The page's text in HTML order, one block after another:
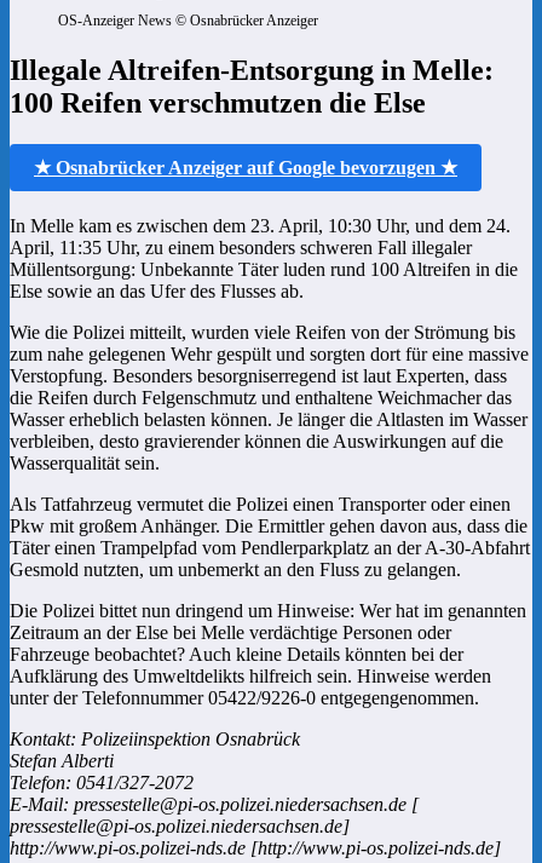
OS-Anzeiger News © Osnabrücker Anzeiger
Illegale Altreifen-Entsorgung in Melle:
100 Reifen verschmutzen die Else
★ Osnabrücker Anzeiger auf Google bevorzugen ★
In Melle kam es zwischen dem 23. April, 10:30 Uhr, und dem 24.
April, 11:35 Uhr, zu einem besonders schweren Fall illegaler
Müllentsorgung: Unbekannte Täter luden rund 100 Altreifen in die
Else sowie an das Ufer des Flusses ab.
Wie die Polizei mitteilt, wurden viele Reifen von der Strömung bis
zum nahe gelegenen Wehr gespült und sorgten dort für eine massive
Verstopfung. Besonders besorgniserregend ist laut Experten, dass
die Reifen durch Felgenschmutz und enthaltene Weichmacher das
Wasser erheblich belasten können. Je länger die Altlasten im Wasser
verbleiben, desto gravierender können die Auswirkungen auf die
Wasserqualität sein.
Als Tatfahrzeug vermutet die Polizei einen Transporter oder einen
Pkw mit großem Anhänger. Die Ermittler gehen davon aus, dass die
Täter einen Trampelpfad vom Pendlerparkplatz an der A-30-Abfahrt
Gesmold nutzten, um unbemerkt an den Fluss zu gelangen.
Die Polizei bittet nun dringend um Hinweise: Wer hat im genannten
Zeitraum an der Else bei Melle verdächtige Personen oder
Fahrzeuge beobachtet? Auch kleine Details könnten bei der
Aufklärung des Umweltdelikts hilfreich sein. Hinweise werden
unter der Telefonnummer 05422/9226-0 entgegengenommen.
Kontakt: Polizeiinspektion Osnabrück
Stefan Alberti
Telefon: 0541/327-2072
E-Mail: pressestelle@pi-os.polizei.niedersachsen.de [
pressestelle@pi-os.polizei.niedersachsen.de]
http://www.pi-os.polizei-nds.de [http://www.pi-os.polizei-nds.de]